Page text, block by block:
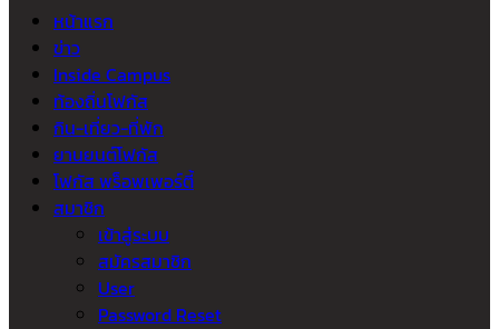
หน้าแรก
ข่าว
Inside Campus
ท้องถิ่นโฟกัส
กิน-เที่ยว-ที่พัก
ยานยนต์โฟกัส
โฟกัส พร็อพเพอร์ตี้
สมาชิก
เข้าสู่ระบบ
สมัครสมาชิก
User
Password Reset